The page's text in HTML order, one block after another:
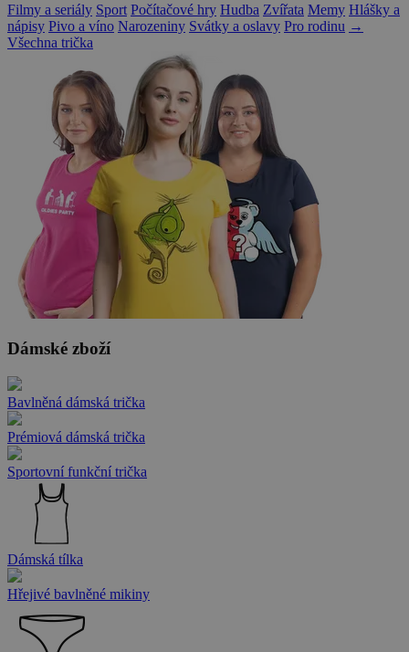
Filmy a seriály Sport Počítačové hry Hudba Zvířata Memy Hlášky a
nápisy Pivo a víno Narozeniny Svátky a oslavy Pro rodinu →
Všechna trička
Dámské zboží
Bavlněná dámská trička
Prémiová dámská trička
Sportovní funkční trička
Dámská tílka
Hřejivé bavlněné mikiny